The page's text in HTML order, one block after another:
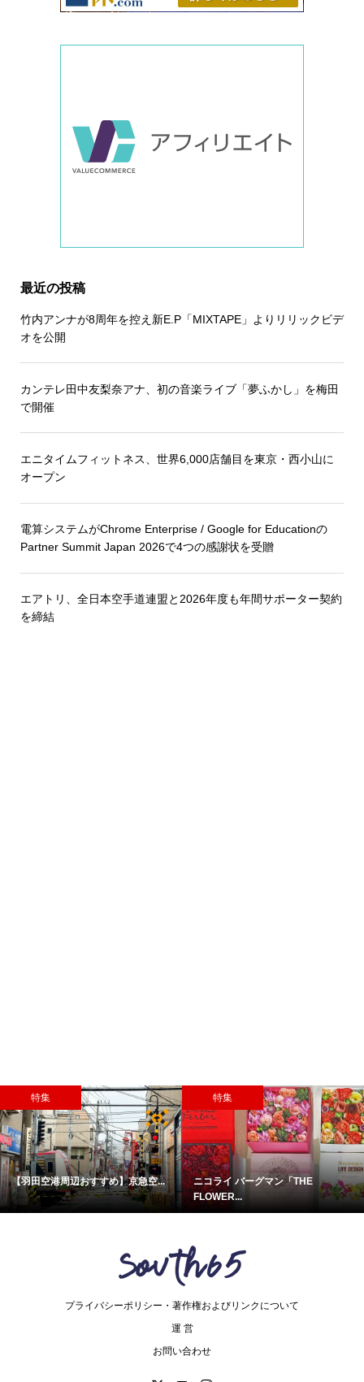
最近の投稿
竹内アンナが8周年を控え新E.P「MIXTAPE」よりリリックビデ
オを公開
カンテレ田中友梨奈アナ、初の音楽ライブ「夢ふかし」を梅田
で開催
エニタイムフィットネス、世界6,000店舗目を東京・西小山に
オープン
電算システムがChrome Enterprise / Google for Educationの
Partner Summit Japan 2026で4つの感謝状を受贈
エアトリ、全日本空手道連盟と2026年度も年間サポーター契約
を締結
特集
【羽田空港周辺おすすめ】京急空...
特集
ニコライ バーグマン「THE
FLOWER...
プライバシーポリシー・著作権およびリンクについて
運 営
お問い合わせ